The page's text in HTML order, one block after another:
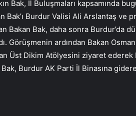
Bak, İl Buluşmaları kapsamında
Bak’ı Burdur Valisi Ali Arslantaş ve
Bakan Bak, daha sonra Burdur’da
Görüşmenin ardından Bakan
Üst Dikim Atölyesini ziyaret ederek
Burdur AK Parti İl Binasına